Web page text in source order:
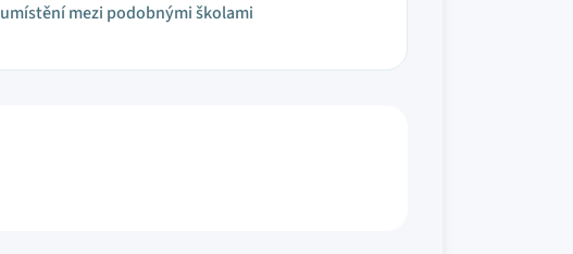
umístění mezi podobnými školami